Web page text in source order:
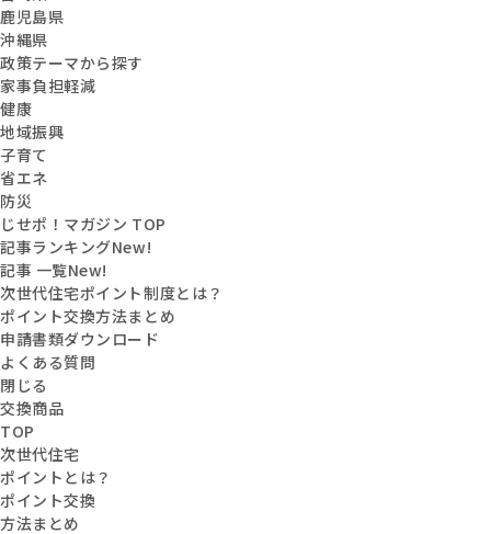
鹿児島県
沖縄県
政策テーマから探す
家事負担軽減
健康
地域振興
子育て
省エネ
防災
じせポ！マガジン TOP
記事ランキングNew!
記事 一覧New!
次世代住宅ポイント制度とは？
ポイント交換方法まとめ
申請書類ダウンロード
よくある質問
閉じる
交換商品
TOP
次世代住宅
ポイントとは？
ポイント交換
方法まとめ